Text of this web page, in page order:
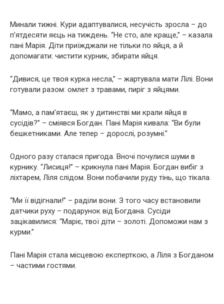
Минали тижні. Кури адаптувалися, несучість зросла – до
п’ятдесяти яєць на тиждень. “Не сто, але краще,” – казала
пані Марія. Діти приїжджали не тільки по яйця, а й
допомагати: чистити курник, збирати яйця.
“Дивися, це твоя курка несла,” – жартувала мати Лілі. Вони
готували разом: омлет з травами, пиріг з яйцями.
“Мамо, а пам’ятаєш, як у дитинстві ми крали яйця в
сусідів?” – сміявся Богдан. Пані Марія кивала: “Ви були
бешкетниками. Але тепер – дорослі, розумні.”
Одного разу сталася пригода. Вночі почулися шуми в
курнику. “Лисиця!” – крикнула пані Марія. Богдан вибіг з
ліхтарем, Ліля слідом. Вони побачили руду тінь, що тікала.
“Ми її відігнали!” – раділи вони. З того часу встановили
датчики руху – подарунок від Богдана. Сусіди
зацікавилися: “Маріє, твої діти – золоті. Допоможи нам з
курми.”
Пані Марія стала місцевою експерткою, а Ліля з Богданом
– частими гостями.